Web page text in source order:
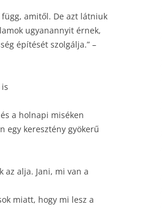
amitől. De azt látniuk
ugyanannyit érnek,
építését szolgálja.” –
a holnapi miséken
egy keresztény gyökerű
az alja. Jani, mi van a
miatt, hogy mi lesz a